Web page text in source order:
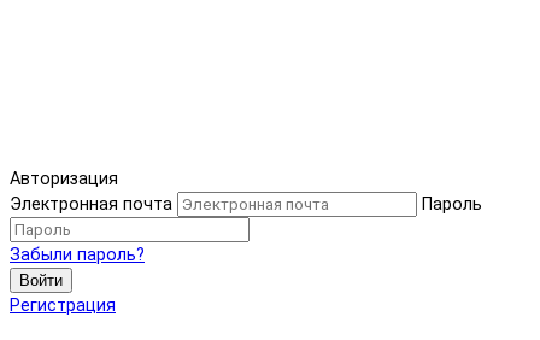
Авторизация
Электронная почта
Пароль
Забыли пароль?
Войти
Регистрация